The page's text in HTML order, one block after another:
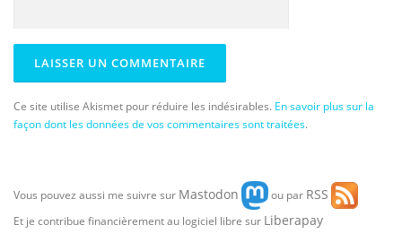
Ce site utilise Akismet pour réduire les indésirables. En savoir plus sur la
façon dont les données de vos commentaires sont traitées.
Vous pouvez aussi me suivre sur Mastodon ou par RSS
Et je contribue financièrement au logiciel libre sur Liberapay